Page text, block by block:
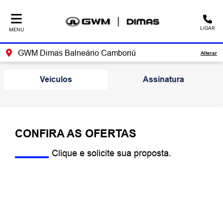
MENU LIGAR
GWM Dimas Balneário Camboriú Alterar
Veículos Assinatura
CONFIRA AS OFERTAS
Clique e solicite sua proposta.